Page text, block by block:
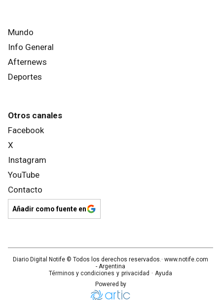
Mundo
Info General
Afternews
Deportes
Otros canales
Facebook
X
Instagram
YouTube
Contacto
Añadir como fuente en
Diario Digital Notife © Todos los derechos reservados.· www.notife.com
- Argentina
Términos y condiciones y privacidad · Ayuda
Powered by